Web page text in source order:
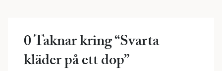
0 Taknar kring “Svarta
kläder på ett dop”